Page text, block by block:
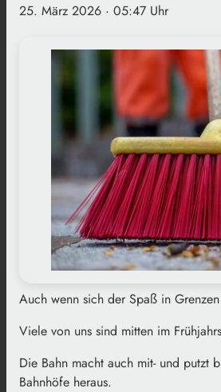
25. März 2026 · 05:47 Uhr
Auch wenn sich der Spaß in
Viele von uns sind mitten im
Die Bahn macht auch mit- und putzt
Bahnhöfe heraus.